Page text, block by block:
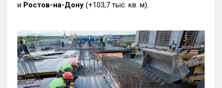
и Ростов-на-Дону (+103,7 тыс. кв. м).